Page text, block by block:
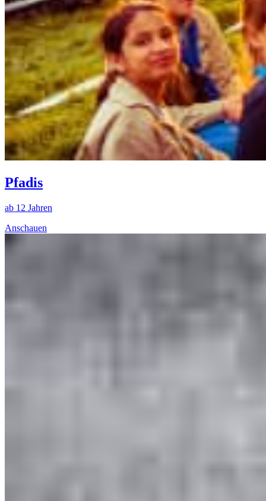
Pfadis
ab 12 Jahren
Anschauen